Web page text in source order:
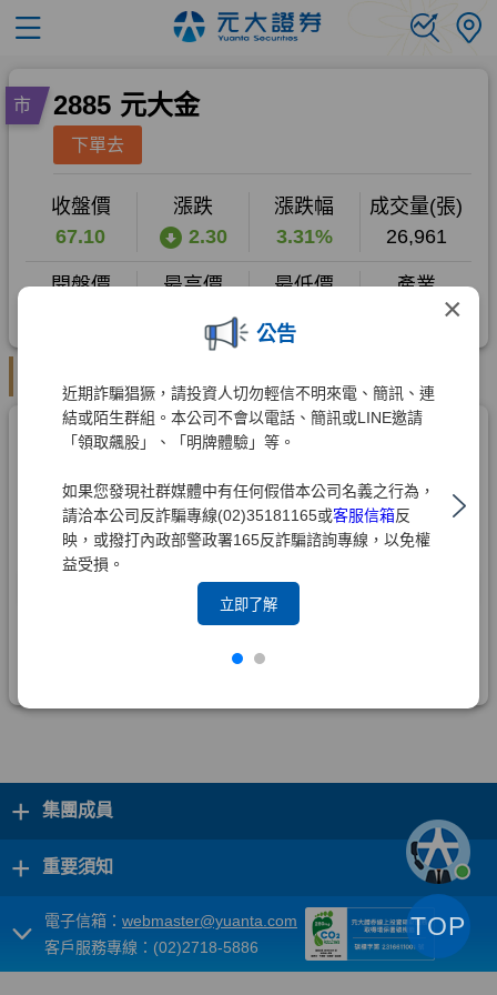
×
公告
近期詐騙猖獗，請投資人切勿輕信不明來電、簡訊、連
結或陌生群組。本公司不會以電話、簡訊或LINE邀請
「領取飆股」、「明牌體驗」等。
如果您發現社群媒體中有任何假借本公司名義之行為，
請洽本公司反詐騙專線(02)35181165或客服信箱反
映，或撥打內政部警政署165反詐騙諮詢專線，以免權
益受損。
立即了解
+ 集團成員
+ 重要須知
電子信箱： webmaster@yuanta.com
客戶服務專線：(02)2718-5886
TOP